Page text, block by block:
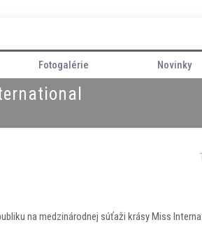
Fotogalérie Novinky
na medzinárodnej súťaži krásy Miss